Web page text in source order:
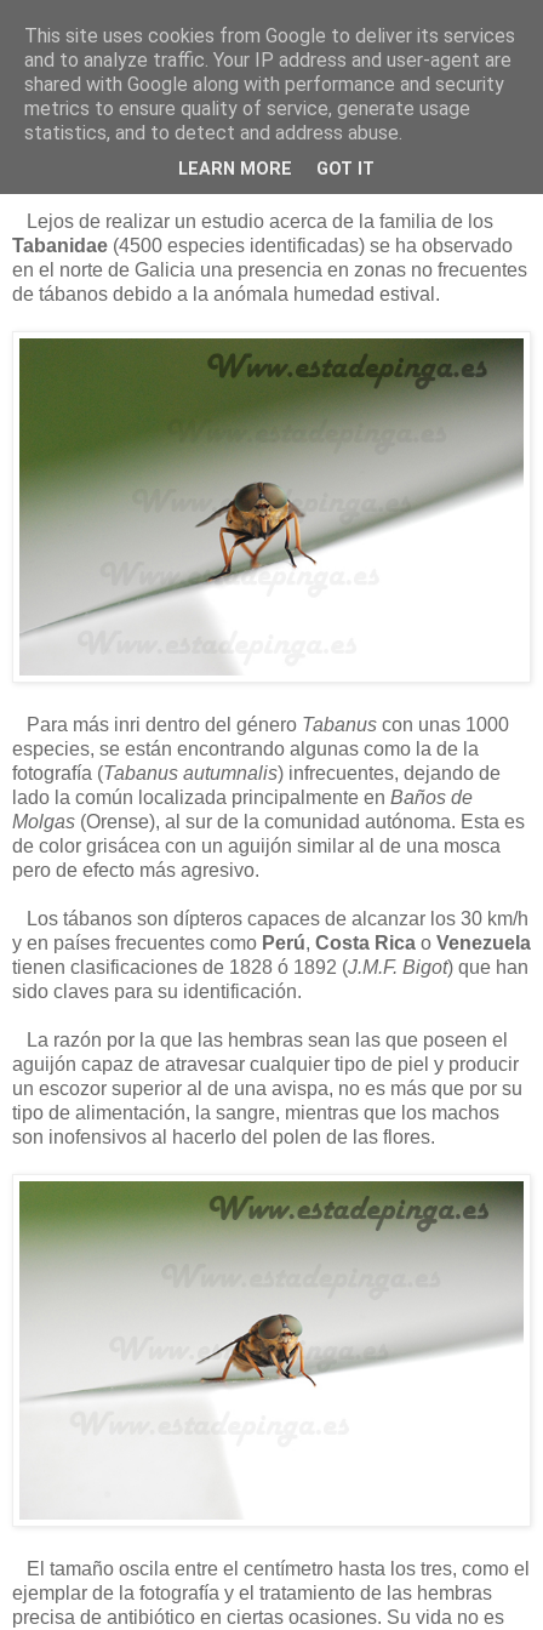
Está de pinga
19/8/12
Los tábanos autumnalis
Lejos de realizar un estudio acerca de la familia de los
Tabanidae (4500 especies identificadas) se ha observado
en el norte de Galicia una presencia en zonas no frecuentes
de tábanos debido a la anómala humedad estival.
Para más inri dentro del género Tabanus con unas 1000
especies, se están encontrando algunas como la de la
fotografía (Tabanus autumnalis) infrecuentes, dejando de
lado la común localizada principalmente en Baños de
Molgas (Orense), al sur de la comunidad autónoma. Esta es
de color grisácea con un aguijón similar al de una mosca
pero de efecto más agresivo.
Los tábanos son dípteros capaces de alcanzar los 30 km/h
y en países frecuentes como Perú, Costa Rica o Venezuela
tienen clasificaciones de 1828 ó 1892 (J.M.F. Bigot) que han
sido claves para su identificación.
La razón por la que las hembras sean las que poseen el
aguijón capaz de atravesar cualquier tipo de piel y producir
un escozor superior al de una avispa, no es más que por su
tipo de alimentación, la sangre, mientras que los machos
son inofensivos al hacerlo del polen de las flores.
El tamaño oscila entre el centímetro hasta los tres, como el
ejemplar de la fotografía y el tratamiento de las hembras
precisa de antibiótico en ciertas ocasiones. Su vida no es
This site uses cookies from Google to deliver its services
and to analyze traffic. Your IP address and user-agent are
shared with Google along with performance and security
metrics to ensure quality of service, generate usage
statistics, and to detect and address abuse.
LEARN MORE GOT IT